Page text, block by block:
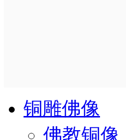
铜雕佛像
佛教铜像